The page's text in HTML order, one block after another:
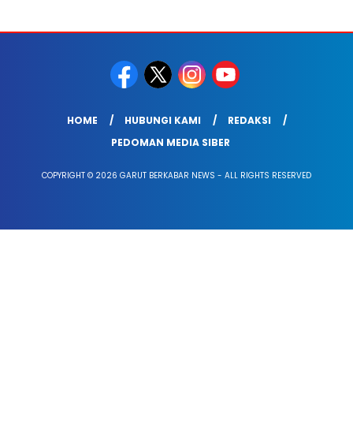
HOME HUBUNGI KAMI
REDAKSI
PEDOMAN MEDIA SIBER
COPYRIGHT © 2026 GARUT BERKABAR NEWS - ALL RIGHTS RESERVED